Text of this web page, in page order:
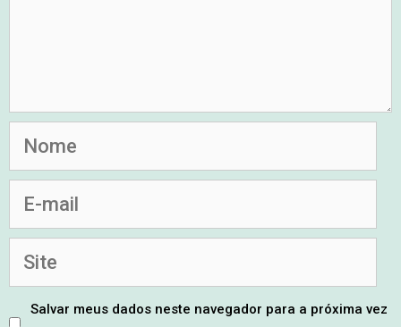
Salvar meus dados neste navegador para a próxima vez